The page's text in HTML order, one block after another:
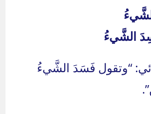
الشَّيءُ
“وتقول فَسَدَ الشَّيءُ